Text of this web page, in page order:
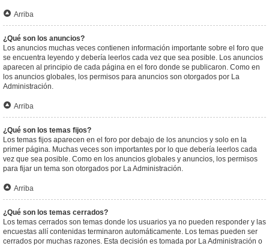
Arriba
¿Qué son los anuncios?
Los anuncios muchas veces contienen información importante sobre el foro que
se encuentra leyendo y debería leerlos cada vez que sea posible. Los anuncios
aparecen al principio de cada página en el foro donde se publicaron. Como en
los anuncios globales, los permisos para anuncios son otorgados por La
Administración.
Arriba
¿Qué son los temas fijos?
Los temas fijos aparecen en el foro por debajo de los anuncios y solo en la
primer página. Muchas veces son importantes por lo que debería leerlos cada
vez que sea posible. Como en los anuncios globales y anuncios, los permisos
para fijar un tema son otorgados por La Administración.
Arriba
¿Qué son los temas cerrados?
Los temas cerrados son temas donde los usuarios ya no pueden responder y las
encuestas allí contenidas terminaron automáticamente. Los temas pueden ser
cerrados por muchas razones. Esta decisión es tomada por La Administración o